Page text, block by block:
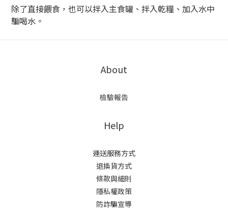
除了直接餵食，也可以拌入主食罐、拌入乾糧、加入水中
騙喝水。
About
檢驗報告
Help
運送服務方式
退換貨方式
條款與細則
隱私權政策
防詐騙宣導